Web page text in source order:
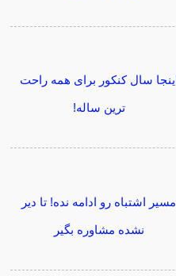
اینجا سال کنکور برای همه راحت
ترین ساله!
مسیر اشتباه رو ادامه نده! تا دیر
نشده مشاوره بگیر